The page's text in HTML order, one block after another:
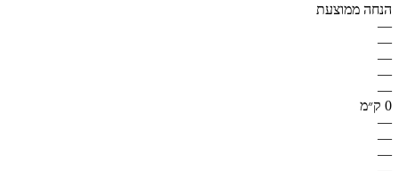
הנחה ממוצעת
—
—
—
—
—
0 ק״מ
—
—
—